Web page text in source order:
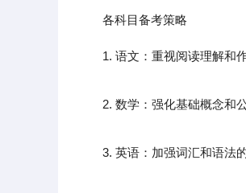
各科目备考策略
1. 语文：重视阅读理解和
2. 数学：强化基础概念和公
3. 英语：加强词汇和语法的